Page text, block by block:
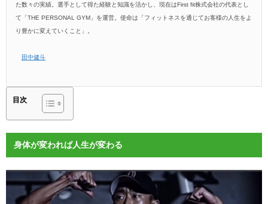
た数々の実績。選手として得た経験と知識を活かし、現在はFirst fit株式会社の代表とし
て「THE PERSONAL GYM」を運営。使命は「フィットネスを通じてお客様の人生をよ
り豊かに変えていくこと」。
田中健斗
目次
身体が変われば人生が変わる